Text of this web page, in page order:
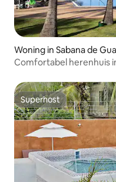
Woning in Sabana de
Comfortabel herenhuis
Superhost
Superhost